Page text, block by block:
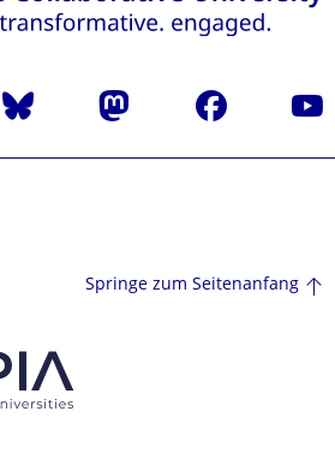
Bluesky Mastodon Facebook
Springe zum Seitenanfang